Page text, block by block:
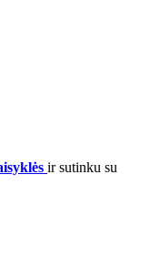
ir sutinku su